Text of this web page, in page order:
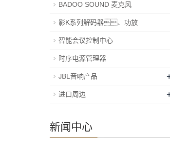
BADOO SOUND 麦克风
影K系列解码器、功放
智能会议控制中心
时序电源管理器
JBL音响产品
进口周边
新闻中心